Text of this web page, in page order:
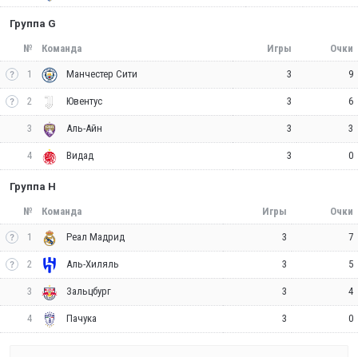
Группа G
№ Команда Игры Очки
1 Манчестер Сити 3 9
2 Ювентус 3 6
3 Аль-Айн 3 3
4 Видад 3 0
Группа H
№ Команда Игры Очки
1 Реал Мадрид 3 7
2 Аль-Хиляль 3 5
3 Зальцбург 3 4
4 Пачука 3 0